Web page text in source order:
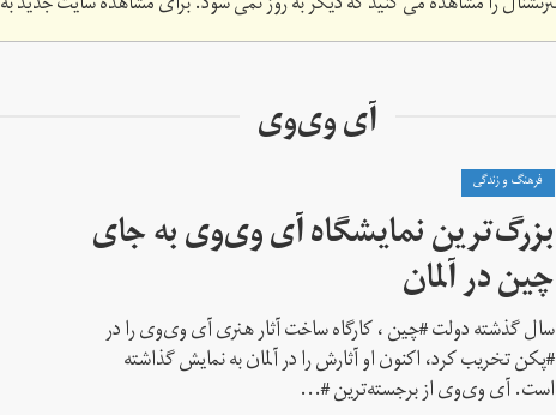
آی وی‌وی
فرهنگ و زندگی
بزرگ‌ترین نمایشگاه آی وی‌وی به جای
چین در آلمان
سال گذشته دولت #چین ، کارگاه ساخت آثار هنری آی وی‌وی را در
#پکن تخریب کرد، اکنون او آثارش را در آلمان به نمایش گذاشته
است. آی وی‌وی از برجسته‌ترین #...